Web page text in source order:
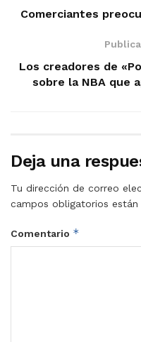
Comerciantes
Los creadores de
sobre la NBA que
Deja una
Tu dirección de correo
campos obligatorios están
Comentario *